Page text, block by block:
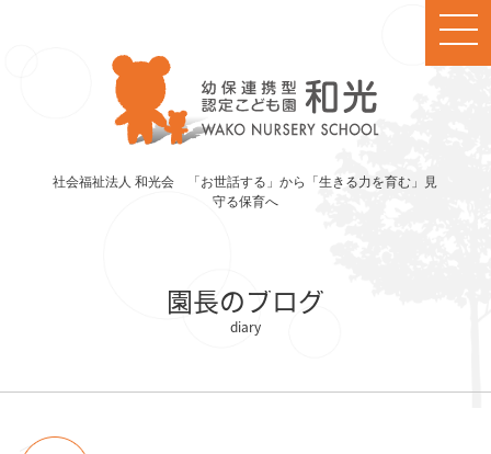
社会福祉法人 和光会 「お世話する」から「生きる力を育む」見
守る保育へ
園長のブログ